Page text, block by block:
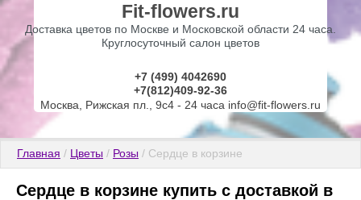
Fit-flowers.ru
Доставка цветов по Москве и Московской области 24 часа.
Круглосуточный салон цветов
+7 (499) 4042690
+7(812)409-92-36
Москва, Рижская пл., 9с4 - 24 часа info@fit-flowers.ru
Главная / Цветы / Розы / Сердце в корзине
Сердце в корзине купить с доставкой в